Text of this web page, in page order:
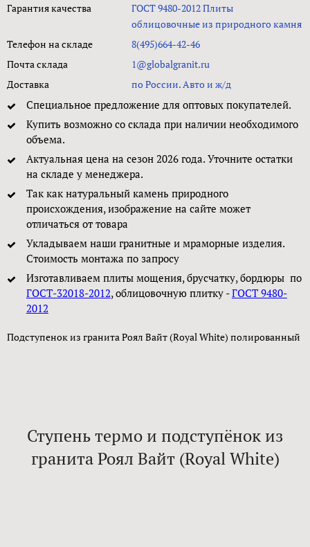
Гарантия качества
ГОСТ 9480-2012 Плиты
облицовочные из природного камня
Телефон на складе
8(495)664-42-46
Почта склада
1@globalgranit.ru
Доставка
по России. Авто и ж/д
Специальное предложение для оптовых покупателей.
Купить возможно со склада при наличии необходимого
объема.
Актуальная цена на сезон 2026 года. Уточните остатки
на складе у менеджера.
Так как натуральный камень природного
происхождения, изображение на сайте может
отличаться от товара
Укладываем наши гранитные и мраморные изделия.
Стоимость монтажа по запросу
Изготавливаем плиты мощения, брусчатку, бордюры по
ГОСТ-32018-2012, облицовочную плитку -ГОСТ 9480-
2012
Подступенок из гранита Роял Вайт (Royal White) полированный
Ступень термо и подступёнок из
гранита Роял Вайт (Royal White)